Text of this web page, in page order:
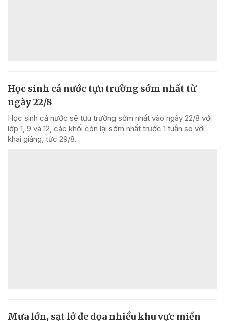
Học sinh cả nước tựu trường sớm nhất từ
ngày 22/8
Học sinh cả nước sẽ tựu trường sớm nhất vào ngày 22/8 với
lớp 1, 9 và 12, các khối còn lại sớm nhất trước 1 tuần so với
khai giảng, tức 29/8.
Mưa lớn, sạt lở đe dọa nhiều khu vực miền